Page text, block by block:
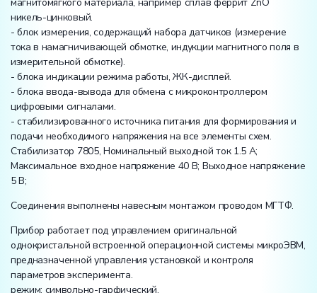
никель-цинковый.
- блок измерения, содержащий набора датчиков (измерение
тока в намагничивающей обмотке, индукции магнитного поля в
измерительной обмотке).
- блока индикации режима работы, ЖК-дисплей.
- блока ввода-вывода для обмена с микроконтроллером
цифровыми сигналами.
- стабилизированного источника питания для формирования и
подачи необходимого напряжения на все элементы схем.
Стабилизатор 7805, Номинальный выходной ток 1.5 А;
Максимальное входное напряжение 40 В; Выходное напряжение
5 В;
Соединения выполнены навесным монтажом проводом МГТФ.
Прибор работает под управлением оригинальной
однокристальной встроенной операционной системы микроЭВМ,
предназначенной управления установкой и контроля
параметров эксперимента.
режим: символьно-гарфический,